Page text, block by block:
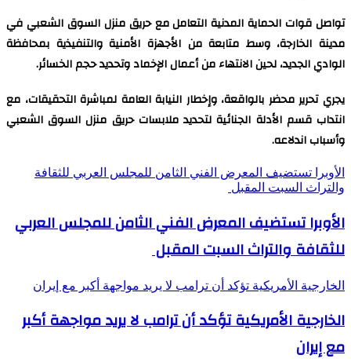
تواصل قوات الحماية المدنية التعامل مع حريق منزل السوق الشعبي في
مدينة الخارجة، وسط متابعة من الأجهزة الأمنية والتنفيذية بمحافظة
الوادي الجديد، لحين الانتهاء من أعمال الإخماد وتحديد حجم الخسائر.
يجري تحرير محضر بالواقعة، وإخطار النيابة العامة لمباشرة التحقيقات، مع
انتداب قسم الأدلة الجنائية لتحديد ملابسات حريق منزل السوق الشعبي
وأسباب اندلاعه.
الأوبرا تستضيف المعرض الفني الثامن للمجلس العربي للثقافة
والتراث السبت المقبل
الأوبرا تستضيف المعرض الفني الثامن للمجلس العربي
للثقافة والتراث السبت المقبل
الخارجية الأمريكية تؤكد أن ترامب لا يريد مواجهة أكبر مع إيران
الخارجية الأمريكية تؤكد أن ترامب لا يريد مواجهة أكبر
مع إيران